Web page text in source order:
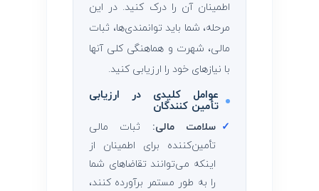
اطمینان آن را درک کنید. در این
مرحله، شما باید توانمندی‌ها، ثبات
مالی، شهرت و هماهنگی کلی آنها
با نیازهای خود را ارزیابی کنید.
عوامل کلیدی در ارزیابی
تأمین ‌کنندگان
✓ سلامت مالی: ثبات مالی
تأمین‌کننده برای اطمینان از
اینکه می‌توانند تقاضاهای شما
را به طور مستمر برآورده کنند،